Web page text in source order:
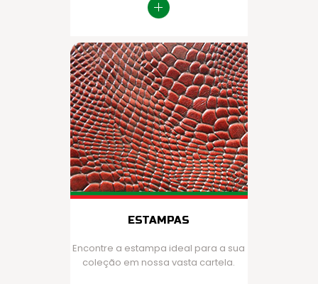
ESTAMPAS
Encontre a estampa ideal para a sua
coleção em nossa vasta cartela.